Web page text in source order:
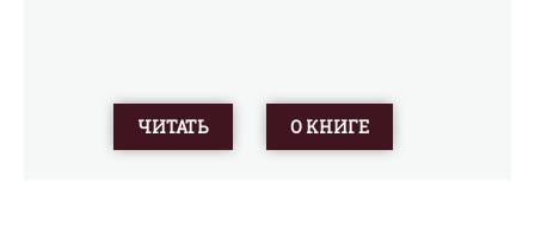
ЧИТАТЬ О КНИГЕ